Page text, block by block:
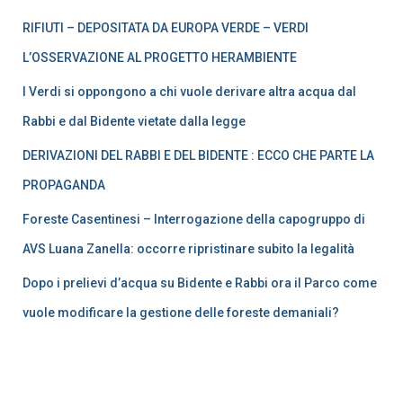
RIFIUTI – DEPOSITATA DA EUROPA VERDE – VERDI
L’OSSERVAZIONE AL PROGETTO HERAMBIENTE
I Verdi si oppongono a chi vuole derivare altra acqua dal
Rabbi e dal Bidente vietate dalla legge
DERIVAZIONI DEL RABBI E DEL BIDENTE : ECCO CHE PARTE LA
PROPAGANDA
Foreste Casentinesi – Interrogazione della capogruppo di
AVS Luana Zanella: occorre ripristinare subito la legalità
Dopo i prelievi d’acqua su Bidente e Rabbi ora il Parco come
vuole modificare la gestione delle foreste demaniali?